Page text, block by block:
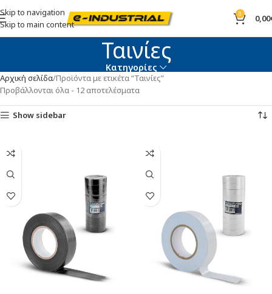
Skip to navigation
Skip to main content
0 0,00
Ταινίες
Κατηγορίες
Αρχική σελίδα Προϊόντα με ετικέτα “Ταινίες”
Προβάλλονται όλα - 12 αποτελέσματα
Show sidebar